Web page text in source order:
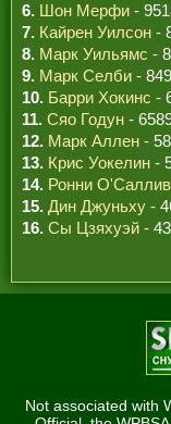
6. Шон Мерфи -
7. Кайрен Уилсон -
8. Марк Уильямс -
9. Марк Селби -
10. Барри Хокинс -
11. Сяо Годун -
12. Марк Аллен -
13. Крис Уокелин -
14. Ронни
15. Дин Джуньху -
16. Сы Цзяхуэй -
Not associated with